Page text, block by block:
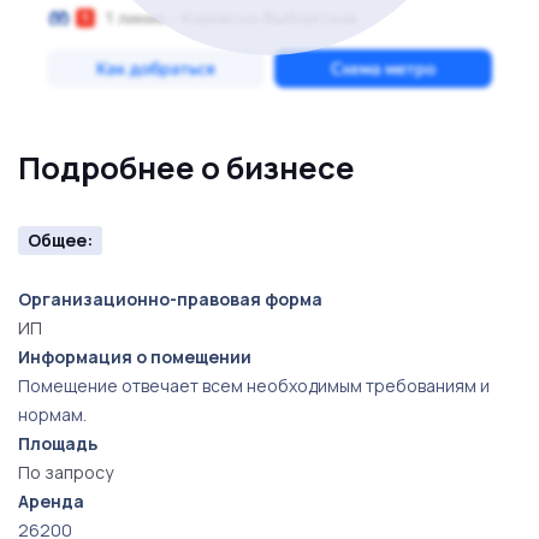
Подробнее о бизнесе
Общее:
Организационно-правовая форма
ИП
Информация о помещении
Помещение отвечает всем необходимым требованиям и
нормам.
Площадь
По запросу
Аренда
26200